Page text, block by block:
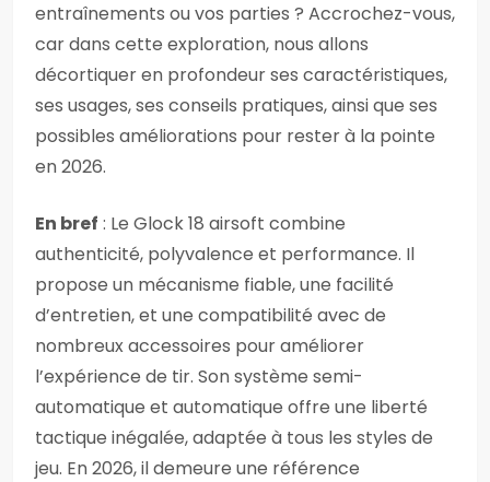
entraînements ou vos parties ? Accrochez-vous,
car dans cette exploration, nous allons
décortiquer en profondeur ses caractéristiques,
ses usages, ses conseils pratiques, ainsi que ses
possibles améliorations pour rester à la pointe
en 2026.
En bref : Le Glock 18 airsoft combine
authenticité, polyvalence et performance. Il
propose un mécanisme fiable, une facilité
d’entretien, et une compatibilité avec de
nombreux accessoires pour améliorer
l’expérience de tir. Son système semi-
automatique et automatique offre une liberté
tactique inégalée, adaptée à tous les styles de
jeu. En 2026, il demeure une référence